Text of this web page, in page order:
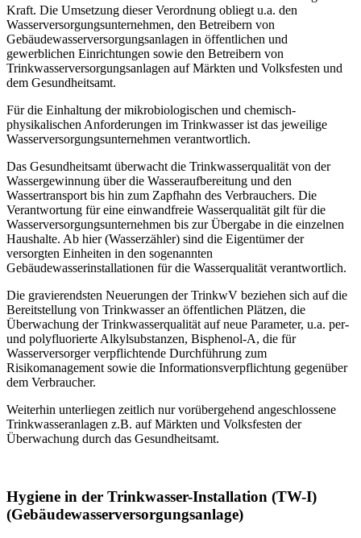
Kraft. Die Umsetzung dieser Verordnung obliegt u.a. den
Wasserversorgungsunternehmen, den Betreibern von
Gebäudewasserversorgungsanlagen in öffentlichen und
gewerblichen Einrichtungen sowie den Betreibern von
Trinkwasserversorgungsanlagen auf Märkten und Volksfesten und
dem Gesundheitsamt.
Für die Einhaltung der mikrobiologischen und chemisch-
physikalischen Anforderungen im Trinkwasser ist das jeweilige
Wasserversorgungsunternehmen verantwortlich.
Das Gesundheitsamt überwacht die Trinkwasserqualität von der
Wassergewinnung über die Wasseraufbereitung und den
Wassertransport bis hin zum Zapfhahn des Verbrauchers. Die
Verantwortung für eine einwandfreie Wasserqualität gilt für die
Wasserversorgungsunternehmen bis zur Übergabe in die einzelnen
Haushalte. Ab hier (Wasserzähler) sind die Eigentümer der
versorgten Einheiten in den sogenannten
Gebäudewasserinstallationen für die Wasserqualität verantwortlich.
Die gravierendsten Neuerungen der TrinkwV beziehen sich auf die
Bereitstellung von Trinkwasser an öffentlichen Plätzen, die
Überwachung der Trinkwasserqualität auf neue Parameter, u.a. per-
und polyfluorierte Alkylsubstanzen, Bisphenol-A, die für
Wasserversorger verpflichtende Durchführung zum
Risikomanagement sowie die Informationsverpflichtung gegenüber
dem Verbraucher.
Weiterhin unterliegen zeitlich nur vorübergehend angeschlossene
Trinkwasseranlagen z.B. auf Märkten und Volksfesten der
Überwachung durch das Gesundheitsamt.
Hygiene in der Trinkwasser-Installation (TW-I)
(Gebäudewasserversorgungsanlage)